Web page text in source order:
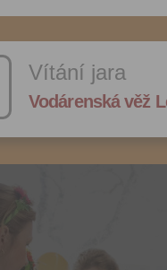
Vítání jara
Vodárenská věž